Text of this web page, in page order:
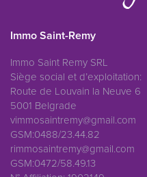
Immo Saint-Remy
Immo Saint Remy SRL
Siège social et d’exploitation:
Route de Louvain la Neuve 6
5001 Belgrade
vimmosaintremy@gmail.com
GSM:0488/23.44.82
rimmosaintremy@gmail.com
GSM:0472/58.49.13